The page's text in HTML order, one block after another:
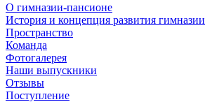
О гимназии-пансионе
История и концепция развития гимназии
Пространство
Команда
Фотогалерея
Наши выпускники
Отзывы
Поступление